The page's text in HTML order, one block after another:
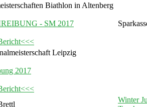
Biathlon in Altenberg
- SM 2017
Leipzig
2017
Winter